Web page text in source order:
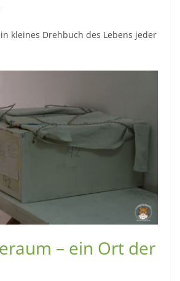
kleines Drehbuch des Lebens jeder
– ein Ort der